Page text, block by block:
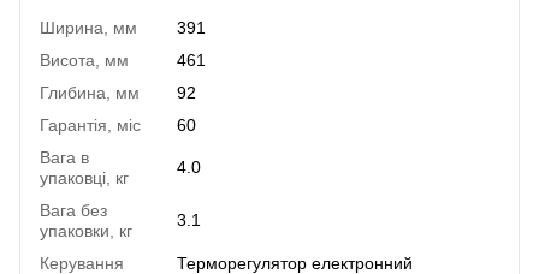
Ширина, мм
391
Висота, мм
461
Глибина, мм
92
Гарантія, міс
60
Вага в
упаковці, кг
4.0
Вага без
упаковки, кг
3.1
Керування
Терморегулятор електронний